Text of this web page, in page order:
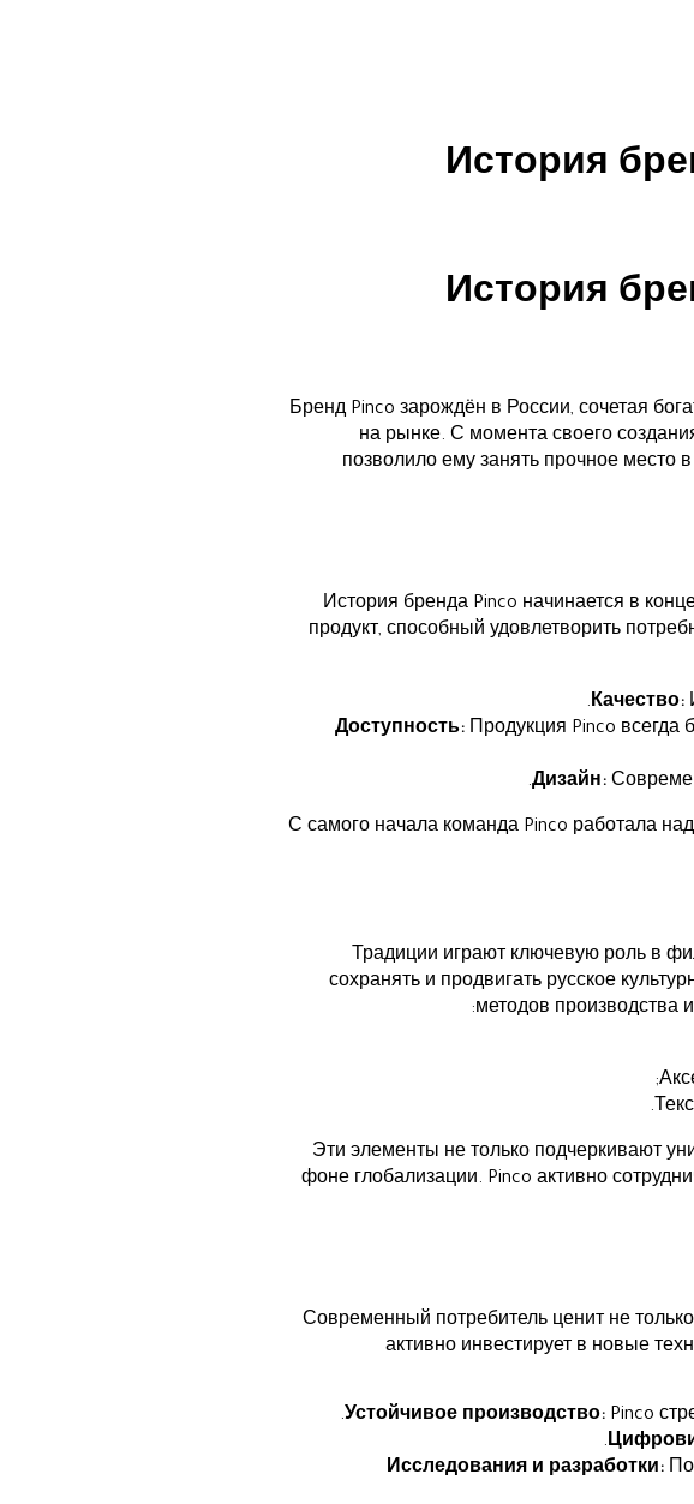
История
История
Бренд Pinco зарождён в России, сочетая
на рынке. С момента своего
позволило ему занять прочное место
История бренда Pinco начинается в
продукт, способный удовлетворить
Качество:
Доступность: Продукция Pinco всегда
Дизайн:
С самого начала команда Pinco работала
Традиции играют ключевую роль в
сохранять и продвигать русское
методов производства
Эти элементы не только подчеркивают
фоне глобализации. Pinco активно
Современный потребитель ценит не
активно инвестирует в новые
Устойчивое производство: Pinco
Исследования и разработки: